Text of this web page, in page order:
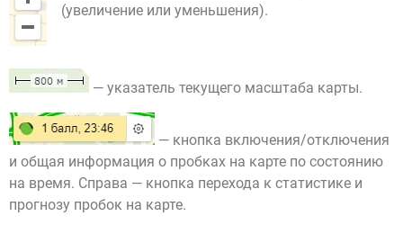
(увеличение или уменьшения).
— указатель текущего масштаба карты.
— кнопка включения/отключения
и общая информация о пробках на карте по состоянию
на время. Справа — кнопка перехода к статистике и
прогнозу пробок на карте.